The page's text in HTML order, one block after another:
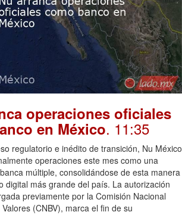
operaciones oficiales
en México. 11:35
regulatorio e inédito de transición, Nu México
operaciones este mes como una
múltiple, consolidándose de esta manera
digital más grande del país. La autorización
previamente por la Comisión Nacional
(CNBV), marca el fin de su